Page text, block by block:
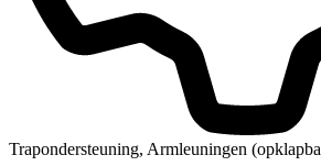
Trapondersteuning, Armleuningen